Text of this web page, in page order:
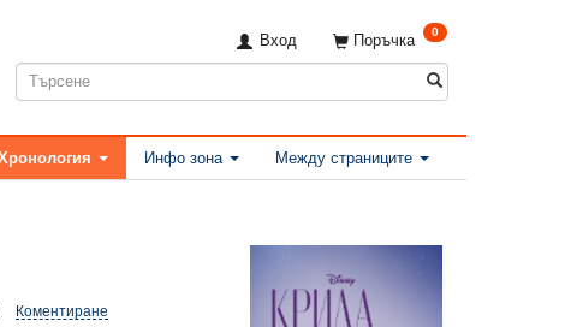
Поръчка 0
Вход
Инфо зона Между страниците
Коментиране